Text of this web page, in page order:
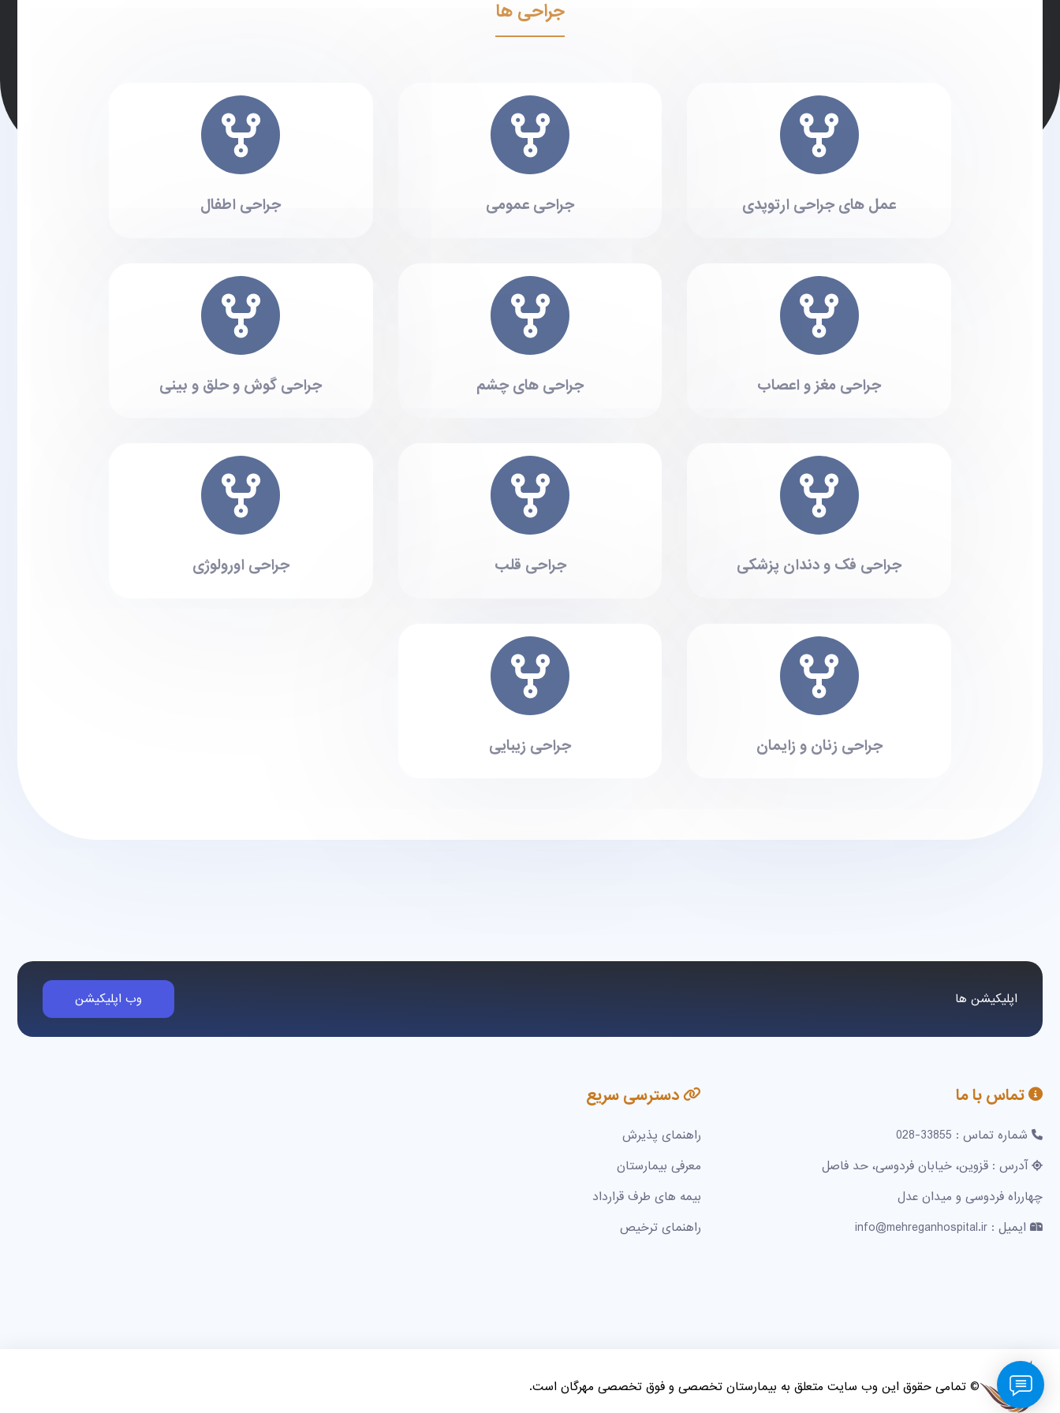
جراحی ها
عمل های جراحی ارتوپدی جراحی عمومی جراحی اطفال
جراحی مغز و اعصاب جراحی های چشم جراحی گوش و حلق و بینی
جراحی فک و دندان پزشکی جراحی قلب جراحی اورولوژی
جراحی زنان و زایمان جراحی زیبایی
اپلیکیشن ها وب اپلیکیشن
تماس با ما
شماره تماس : 33855-028
آدرس : قزوین، خیابان فردوسی، حد فاصل
چهارراه فردوسی و میدان عدل
ایمیل : info@mehreganhospital.ir
دسترسی سریع
راهنمای پذیرش
معرفی بیمارستان
بیمه های طرف قرارداد
راهنمای ترخیص
© تمامی حقوق این وب سایت متعلق به بیمارستان تخصصی و فوق تخصصی مهرگان است.